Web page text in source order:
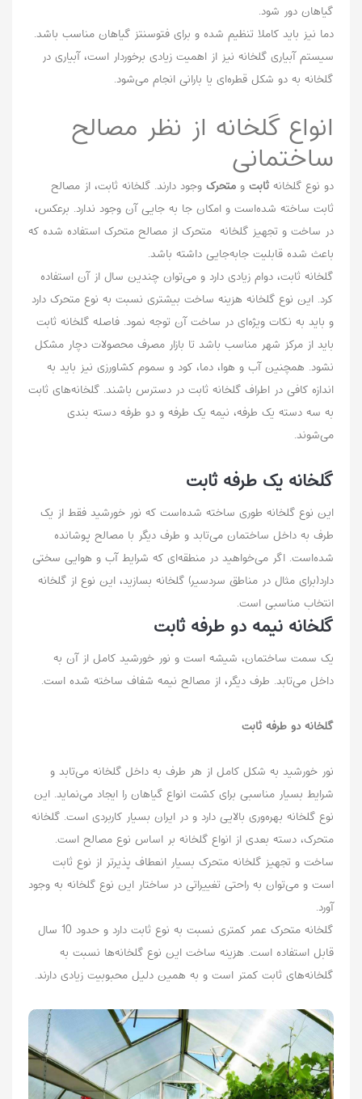
گیاهان دور شود.
دما نیز باید کاملا تنظیم شده و برای فتوسنتز گیاهان مناسب باشد.
سیستم آبیاری گلخانه نیز از اهمیت زیادی برخوردار است، آبیاری در
گلخانه به دو شکل قطره‌ای یا بارانی انجام می‌شود.
انواع گلخانه از نظر مصالح
ساختمانی
دو نوع گلخانه ثابت و متحرک وجود دارند. گلخانه ثابت، از مصالح
ثابت ساخته شده‌است و امکان جا به جایی آن وجود ندارد. برعکس،
در ساخت و تجهیز گلخانه‌ متحرک از مصالح متحرک استفاده شده که
باعث شده قابلیت جابه‌جایی داشته باشد.
گلخانه ثابت، دوام زیادی دارد و می‌توان چندین سال از آن استفاده
کرد. این نوع گلخانه هزینه ساخت بیشتری نسبت به نوع متحرک دارد
و باید به نکات ویژ‌ه‌ای در ساخت آن توجه نمود. فاصله گلخانه ثابت
باید از مرکز شهر مناسب باشد تا بازار مصرف محصولات دچار مشکل
نشود. همچنین آب و هوا، دما، کود و سموم کشاورزی نیز باید به
اندازه کافی در اطراف گلخانه ثابت در دسترس باشند. گلخانه‌های ثابت
به سه دسته یک طرفه، نیمه یک طرفه و دو طرفه دسته بندی
می‌شوند.
گلخانه یک طرفه ثابت
این نوع گلخانه طوری ساخته شده‌است که نور خورشید فقط از یک
طرف به داخل ساختمان می‌تابد و طرف دیگر با مصالح پوشانده
شده‌است. اگر می‌خواهید در منطقه‌ای که شرایط آب و هوایی سختی
دارد(برای مثال در مناطق سردسیر) گلخانه بسازید، این نوع از گلخانه
انتخاب مناسبی‌ است.
گلخانه نیمه دو طرفه ثابت
یک سمت ساختمان، شیشه است و نور خورشید کامل از آن به
داخل می‌تابد. طرف دیگر، از مصالح نیمه شفاف ساخته شده ‌است.
گلخانه دو طرفه ثابت
نور خورشید به شکل کامل از هر طرف به داخل گلخانه می‌تابد و
شرایط بسیار مناسبی برای کشت انواع گیاهان را ایجاد می‌نماید. این
نوع گلخانه بهره‌وری بالایی دارد و در ایران بسیار کاربردی است. گلخانه
متحرک، دسته بعدی از انواع گلخانه بر اساس نوع مصالح است.
ساخت و تجهیز گلخانه متحرک بسیار انعطاف پذیرتر از نوع ثابت
است و می‌توان به راحتی تغییراتی در ساختار این نوع گلخانه به وجود
آورد‌.
گلخانه متحرک عمر کمتری نسبت به نوع ثابت دارد و حدود 10 سال
قابل استفاده است. هزینه ساخت این نوع گلخانه‌ها نسبت به
گلخانه‌های ثابت کمتر است و به همین دلیل محبوبیت زیادی دارند.